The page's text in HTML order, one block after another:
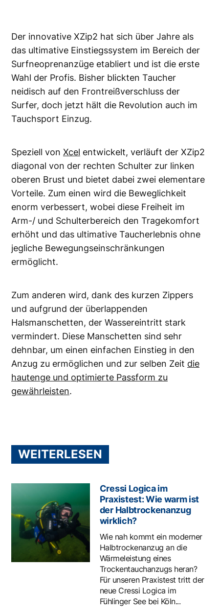
Der innovative XZip2 hat sich über Jahre als
das ultimative Einstiegssystem im Bereich der
Surfneoprenanzüge etabliert und ist die erste
Wahl der Profis. Bisher blickten Taucher
neidisch auf den Frontreißverschluss der
Surfer, doch jetzt hält die Revolution auch im
Tauchsport Einzug.
Speziell von Xcel entwickelt, verläuft der XZip2
diagonal von der rechten Schulter zur linken
oberen Brust und bietet dabei zwei elementare
Vorteile. Zum einen wird die Beweglichkeit
enorm verbessert, wobei diese Freiheit im
Arm-/ und Schulterbereich den Tragekomfort
erhöht und das ultimative Taucherlebnis ohne
jegliche Bewegungseinschränkungen
ermöglicht.
Zum anderen wird, dank des kurzen Zippers
und aufgrund der überlappenden
Halsmanschetten, der Wassereintritt stark
vermindert. Diese Manschetten sind sehr
dehnbar, um einen einfachen Einstieg in den
Anzug zu ermöglichen und zur selben Zeit die
hautenge und optimierte Passform zu
gewährleisten.
WEITERLESEN
Cressi Logica im
Praxistest: Wie warm ist
der Halbtrockenanzug
wirklich?
Wie nah kommt ein moderner
Halbtrockenanzug an die
Wärmeleistung eines
Trockentauchanzugs heran?
Für unseren Praxistest tritt der
neue Cressi Logica im
Fühlinger See bei Köln...